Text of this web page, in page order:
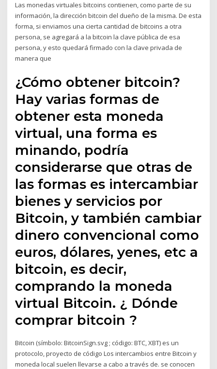
Las monedas virtuales bitcoins contienen, como parte de su
información, la dirección bitcoin del dueño de la misma. De esta
forma, si enviamos una cierta cantidad de bitcoins a otra
persona, se agregará a la bitcoin la clave pública de esa
persona, y esto quedará firmado con la clave privada de
manera que
¿Cómo obtener bitcoin?
Hay varias formas de
obtener esta moneda
virtual, una forma es
minando, podría
considerarse que otras de
las formas es intercambiar
bienes y servicios por
Bitcoin, y también cambiar
dinero convencional como
euros, dólares, yenes, etc a
bitcoin, es decir,
comprando la moneda
virtual Bitcoin. ¿ Dónde
comprar bitcoin ?
Bitcoin​ (símbolo: BitcoinSign.svg ; código: BTC, XBT)​ es un
protocolo, proyecto de código Los intercambios entre Bitcoin y
moneda local suelen llevarse a cabo a través de. se conocen